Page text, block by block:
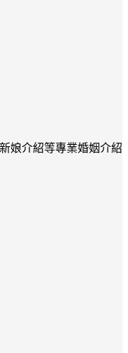
娘介紹等專業婚姻介紹